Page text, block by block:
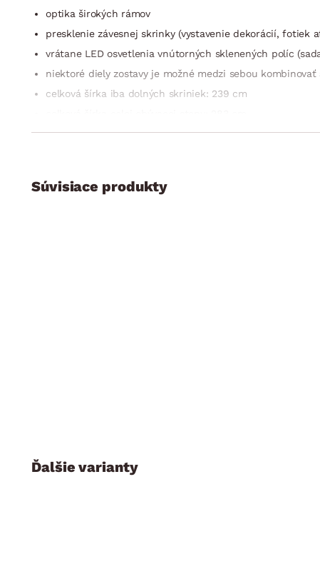
optika širokých rámov
presklenie závesnej skrinky (vystavenie dekorácií, fotiek
vrátane LED osvetlenia vnútorných sklenených políc
niektoré diely zostavy je možné medzi sebou
celková šírka iba dolných skriniek: 239 cm
moderný/indus­triálny štýl
široká TV skrinka: 2× zásuvka (kovové bočné pojazdy),
nástavná skrinka: 1× ľavé dvere (úložný priestor, 1×
nástenná vitrínová skrinka: 1× ľavé dvere – presklené
nástenný panel: 1× polica, zadný panel (zadné 2-bodové
Súvisiace produkty
Ďalšie varianty